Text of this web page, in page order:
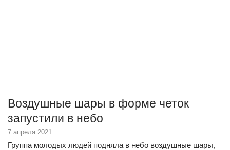
Воздушные шары в форме четок
запустили в небо
7 апреля 2021
Группа молодых людей подняла в небо воздушные шары,